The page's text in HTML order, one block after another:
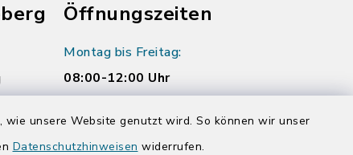
unsere Website genutzt wird. So können wir unser
Datenschutzhinweisen widerrufen.
Öffnungszeiten
Montag bis Freitag:
08:00-12:00 Uhr
Donnerstag zusätzlich:
14:00-17:00 Uhr